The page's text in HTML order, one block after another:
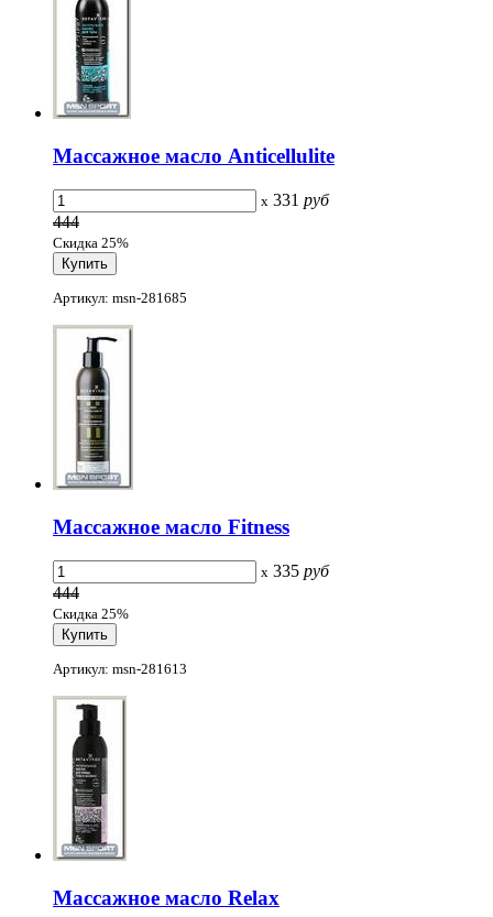
Массажное масло Аnticellulite
x 331 руб
444
Скидка 25%
Артикул: msn-281685
Массажное масло Fitness
x 335 руб
444
Скидка 25%
Артикул: msn-281613
Массажное масло Relaх